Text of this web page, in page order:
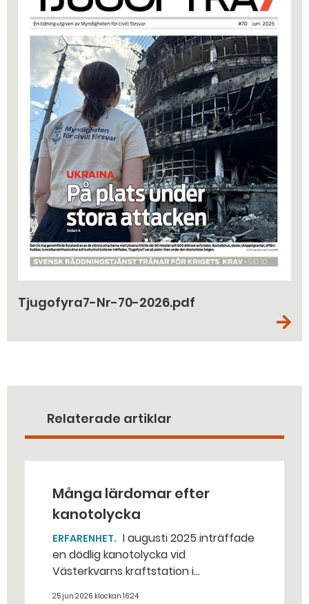
Tjugofyra7-Nr-70-2026.pdf
Relaterade artiklar
Många lärdomar efter
kanotolycka
ERFARENHET
en dödlig kanotolycka vid
Västerkvarns kraftstation i
25 jun 2026 klockan 16:24